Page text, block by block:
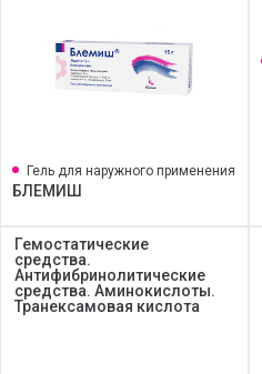
Гель для наружного применения
БЛЕМИШ
Гемостатические
средства.
Антифибринолитические
средства. Аминокислоты.
Транексамовая кислота